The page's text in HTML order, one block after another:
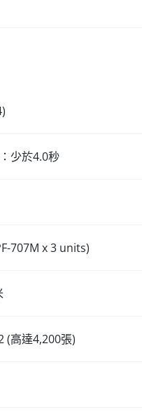
少於4.0秒
707M x 3 units)
(高達4,200張)